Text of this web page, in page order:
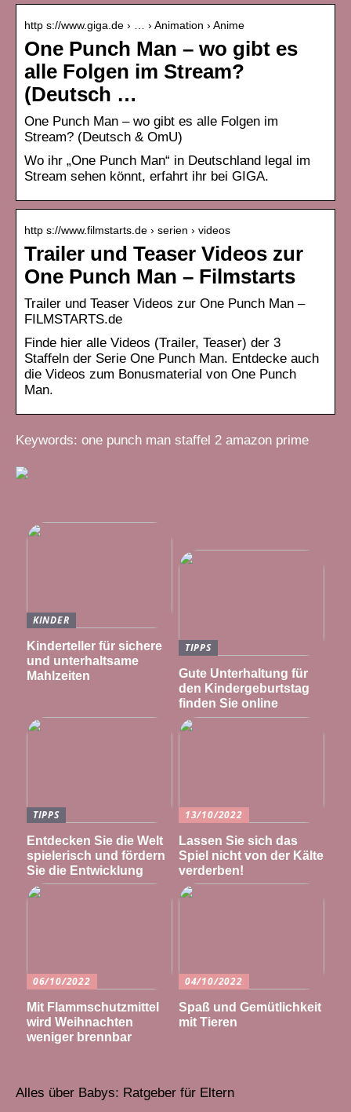
http s://www.giga.de › … › Animation › Anime
One Punch Man – wo gibt es
alle Folgen im Stream?
(Deutsch …
One Punch Man – wo gibt es alle Folgen im
Stream? (Deutsch & OmU)
Wo ihr „One Punch Man“ in Deutschland legal im
Stream sehen könnt, erfahrt ihr bei GIGA.
http s://www.filmstarts.de › serien › videos
Trailer und Teaser Videos zur
One Punch Man – Filmstarts
Trailer und Teaser Videos zur One Punch Man –
FILMSTARTS.de
Finde hier alle Videos (Trailer, Teaser) der 3
Staffeln der Serie One Punch Man. Entdecke auch
die Videos zum Bonusmaterial von One Punch
Man.
Keywords: one punch man staffel 2 amazon prime
KINDER
Kinderteller für sichere
und unterhaltsame
Mahlzeiten
TIPPS
Gute Unterhaltung für
den Kindergeburtstag
finden Sie online
TIPPS
Entdecken Sie die Welt
spielerisch und fördern
Sie die Entwicklung
13/10/2022
Lassen Sie sich das
Spiel nicht von der Kälte
verderben!
06/10/2022
Mit Flammschutzmittel
wird Weihnachten
weniger brennbar
04/10/2022
Spaß und Gemütlichkeit
mit Tieren
Alles über Babys: Ratgeber für Eltern